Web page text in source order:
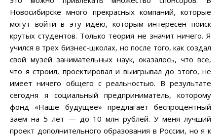
Новосибирске много прекрасных компаний, которые
могут войти в эту идею, которым интересен поиск
крутых студентов. Только теория не значит ничего. Я
учился в трех бизнес-школах, но после того, как создал
свой музей занимательных наук, оказалось, что все,
что я строил, проектировал и выигрывал до этого, не
имеет ничего общего с реальностью. В результате
сегодня я социальный предприниматель, которому
фонд «Наше будущее» предлагает беспроцентный
заем на 5 лет — до 10 млн рублей. У меня лучший
проект дополнительного образования в России, но я к